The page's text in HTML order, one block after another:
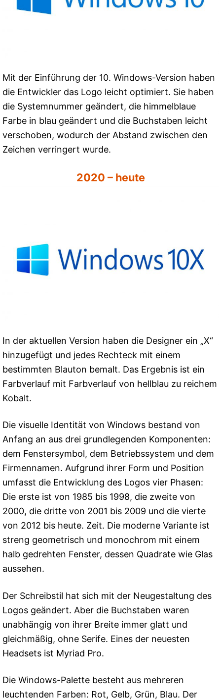
Mit der Einführung der 10. Windows-Version haben
die Entwickler das Logo leicht optimiert. Sie haben
die Systemnummer geändert, die himmelblaue
Farbe in blau geändert und die Buchstaben leicht
verschoben, wodurch der Abstand zwischen den
Zeichen verringert wurde.
2020 – heute
In der aktuellen Version haben die Designer ein „X“
hinzugefügt und jedes Rechteck mit einem
bestimmten Blauton bemalt. Das Ergebnis ist ein
Farbverlauf mit Farbverlauf von hellblau zu reichem
Kobalt.
Die visuelle Identität von Windows bestand von
Anfang an aus drei grundlegenden Komponenten:
dem Fenstersymbol, dem Betriebssystem und dem
Firmennamen. Aufgrund ihrer Form und Position
umfasst die Entwicklung des Logos vier Phasen:
Die erste ist von 1985 bis 1998, die zweite von
2000, die dritte von 2001 bis 2009 und die vierte
von 2012 bis heute. Zeit. Die moderne Variante ist
streng geometrisch und monochrom mit einem
halb gedrehten Fenster, dessen Quadrate wie Glas
aussehen.
Der Schreibstil hat sich mit der Neugestaltung des
Logos geändert. Aber die Buchstaben waren
unabhängig von ihrer Breite immer glatt und
gleichmäßig, ohne Serife. Eines der neuesten
Headsets ist Myriad Pro.
Die Windows-Palette besteht aus mehreren
leuchtenden Farben: Rot, Gelb, Grün, Blau. Der